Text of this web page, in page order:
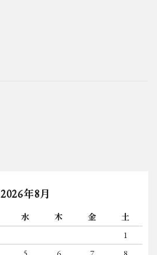
2026年8月
水 木 金
土
1